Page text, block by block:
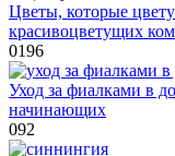
Цветы, которые
красивоцветущих
0196
Уход за фиалками в
начинающих
092